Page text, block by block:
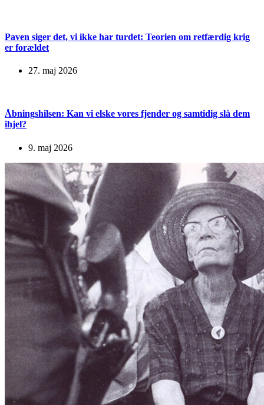
Paven siger det, vi ikke har turdet: Teorien om retfærdig krig
er forældet
27. maj 2026
Åbningshilsen: Kan vi elske vores fjender og samtidig slå dem
ihjel?
9. maj 2026